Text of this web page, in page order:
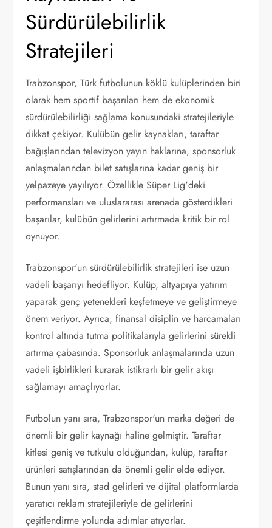
Sürdürülebilirlik
Stratejileri
Trabzonspor, Türk futbolunun köklü kulüplerinden biri
olarak hem sportif başarıları hem de ekonomik
sürdürülebilirliği sağlama konusundaki stratejileriyle
dikkat çekiyor. Kulübün gelir kaynakları, taraftar
bağışlarından televizyon yayın haklarına, sponsorluk
anlaşmalarından bilet satışlarına kadar geniş bir
yelpazeye yayılıyor. Özellikle Süper Lig'deki
performansları ve uluslararası arenada gösterdikleri
başarılar, kulübün gelirlerini artırmada kritik bir rol
oynuyor.
Trabzonspor'un sürdürülebilirlik stratejileri ise uzun
vadeli başarıyı hedefliyor. Kulüp, altyapıya yatırım
yaparak genç yetenekleri keşfetmeye ve geliştirmeye
önem veriyor. Ayrıca, finansal disiplin ve harcamaları
kontrol altında tutma politikalarıyla gelirlerini sürekli
artırma çabasında. Sponsorluk anlaşmalarında uzun
vadeli işbirlikleri kurarak istikrarlı bir gelir akışı
sağlamayı amaçlıyorlar.
Futbolun yanı sıra, Trabzonspor'un marka değeri de
önemli bir gelir kaynağı haline gelmiştir. Taraftar
kitlesi geniş ve tutkulu olduğundan, kulüp, taraftar
ürünleri satışlarından da önemli gelir elde ediyor.
Bunun yanı sıra, stad gelirleri ve dijital platformlarda
yaratıcı reklam stratejileriyle de gelirlerini
çeşitlendirme yolunda adımlar atıyorlar.